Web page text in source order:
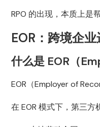
RPO 的出现，本质上是
EOR：跨境企
什么是 EOR（
EOR（Employer of
在 EOR 模式下，第三方